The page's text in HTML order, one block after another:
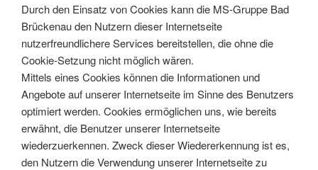
Durch den Einsatz von Cookies kann die MS-Gruppe Bad
Brückenau den Nutzern dieser Internetseite
nutzerfreundlichere Services bereitstellen, die ohne die
Cookie-Setzung nicht möglich wären.
Mittels eines Cookies können die Informationen und
Angebote auf unserer Internetseite im Sinne des Benutzers
optimiert werden. Cookies ermöglichen uns, wie bereits
erwähnt, die Benutzer unserer Internetseite
wiederzuerkennen. Zweck dieser Wiedererkennung ist es,
den Nutzern die Verwendung unserer Internetseite zu